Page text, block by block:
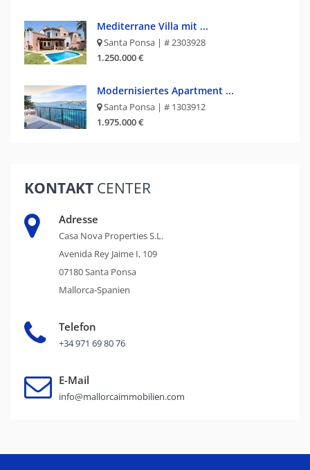
Mediterrane Villa mit ...
Santa Ponsa | # 2303928
1.250.000 €
Modernisiertes Apartment ...
Santa Ponsa | # 1303912
1.975.000 €
KONTAKT CENTER
Adresse
Casa Nova Properties S.L.
Avenida Rey Jaime I, 109
07180 Santa Ponsa
Mallorca-Spanien
Telefon
+34 971 69 80 76
E-Mail
info@mallorcaimmobilien.com